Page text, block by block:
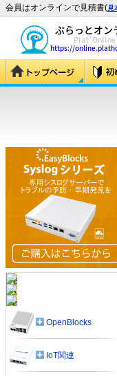
会員はオンラインで見積書(見
OpenBlocks
IoT関連